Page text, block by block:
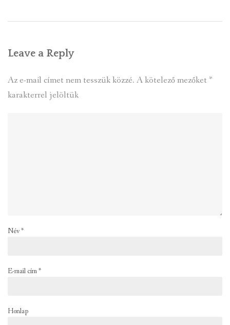
Leave a Reply
Az e-mail címet nem tesszük közzé. A kötelező mezőket *
karakterrel jelöltük
Név*
E-mail cím*
Honlap